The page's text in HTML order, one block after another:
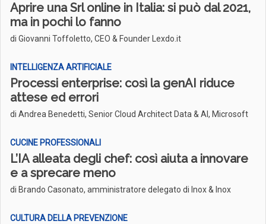
Aprire una Srl online in Italia: si può dal 2021,
ma in pochi lo fanno
di Giovanni Toffoletto, CEO & Founder Lexdo.it
INTELLIGENZA ARTIFICIALE
Processi enterprise: così la genAI riduce
attese ed errori
di Andrea Benedetti, Senior Cloud Architect Data & AI, Microsoft
CUCINE PROFESSIONALI
L’IA alleata degli chef: così aiuta a innovare
e a sprecare meno
di Brando Casonato, amministratore delegato di Inox & Inox
CULTURA DELLA PREVENZIONE